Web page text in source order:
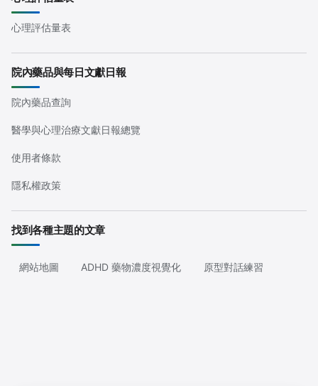
心理評估量表
院內藥品與每日文獻日報
院內藥品查詢
醫學與心理治療文獻日報總覽
使用者條款
隱私權政策
找到各種主題的文章
網站地圖 ADHD 藥物濃度視覺化 原型對話練習